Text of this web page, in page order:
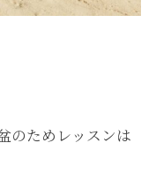
のためレッスンは